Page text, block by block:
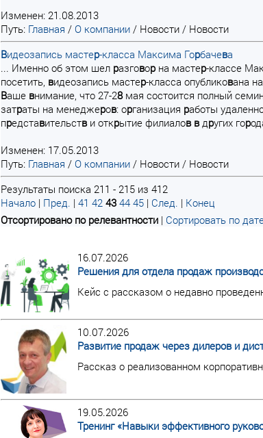
Изменен: 21.08.2013
Путь: Главная / О компании / Новости / Новости
Видеозапись мастер-класса Максима Горбачева
... Именно об этом шел разговорна мастер-классе
посетить, видеозапись мастер-класса опубликована
Ваше внимание, что 27-28мая состоится полный
затраты на менеджеров: организация работы
представительстви открытие филиалов вдругих гор
Изменен: 17.05.2013
Путь: Главная / О компании / Новости / Новости
Результаты поиска 211 - 215 из 412
Начало | Пред. | 41 42 43 44 45 | След. | Конец
Отсортировано по релевантности | Сортировать по
16.07.2026
Решения для отдела продаж
Кейс с рассказом о недавно
10.07.2026
Развитие продаж через дилеров и
Рассказ о реализованном
19.05.2026
Тренинг «Навыки эффективного